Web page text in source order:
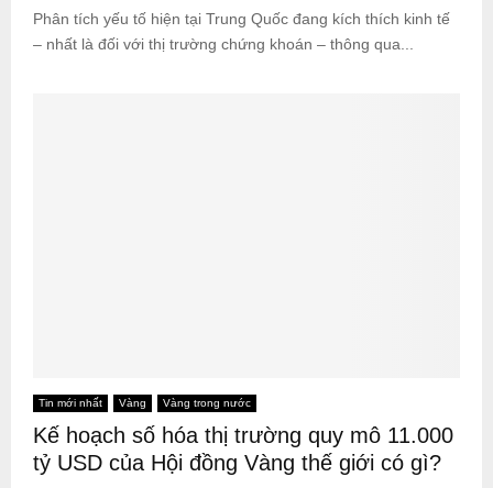
Phân tích yếu tố hiện tại Trung Quốc đang kích thích kinh tế
– nhất là đối với thị trường chứng khoán – thông qua...
Tin mới nhất Vàng Vàng trong nước
Kế hoạch số hóa thị trường quy mô 11.000
tỷ USD của Hội đồng Vàng thế giới có gì?